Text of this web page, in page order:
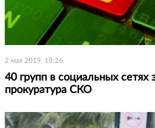
2 мая 2019, 18:26
40 групп в социальных сетях
прокуратура СКО